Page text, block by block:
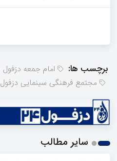
برچسب ها:
امام جمعه دزفول
مجتمع فرهنگی سینمایی دزفول
سایر مطالب